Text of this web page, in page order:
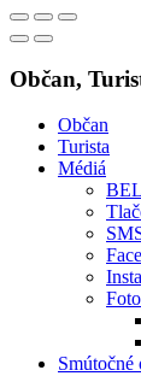
Občan,
Občan
Turista
Médiá
Smútočné